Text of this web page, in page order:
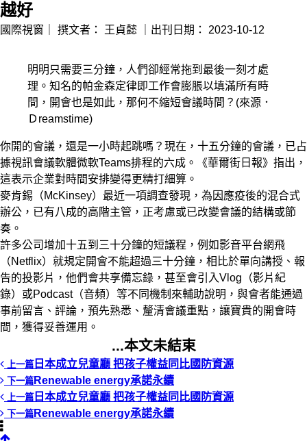
越好
國際視窗｜ 撰文者： 王貞懿 ｜出刊日期： 2023-10-12
明明只需要三分鐘，人們卻經常拖到最後一刻才處
理。知名的帕金森定律即工作會膨脹以填滿所有時
間，開會也是如此，那何不縮短會議時間？(來源．
Ｄreamstime)
你開的會議，還是一小時起跳嗎？現在，十五分鐘的會議，已占
據視訊會議軟體微軟Teams排程的六成。《華爾街日報》指出，
這表示企業對時間安排變得更精打細算。
麥肯錫（McKinsey）最近一項調查發現，為因應疫後的混合式
辦公，已有八成的高階主管，正考慮或已改變會議的結構或節
奏。
許多公司增加十五到三十分鐘的短議程，例如影音平台網飛
（Netflix）就規定開會不能超過三十分鐘，相比於單向講授、報
告的投影片，他們會共享備忘錄，甚至會引入Vlog（影片紀
錄）或Podcast（音頻）等不同機制來輔助說明，與會者能通過
事前留言、評論，預先熟悉、釐清會議重點，讓寶貴的開會時
間，獲得妥善運用。
...本文未結束
上一篇日本成立兒童廳 把孩子權益同比國防資源
下一篇Renewable energy承諾永續
上一篇日本成立兒童廳 把孩子權益同比國防資源
下一篇Renewable energy承諾永續